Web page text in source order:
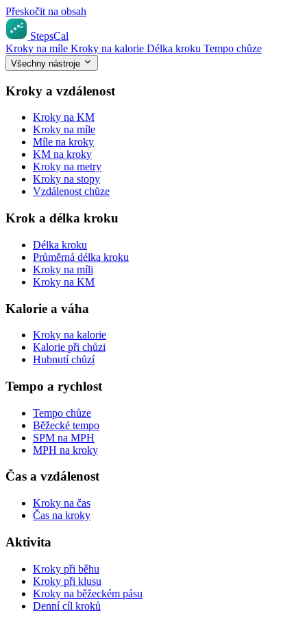
Přeskočit na obsah
StepsCal
Kroky na míle Kroky na kalorie Délka kroku Tempo chůze
Všechny nástroje
Kroky a vzdálenost
Kroky na KM
Kroky na míle
Míle na kroky
KM na kroky
Kroky na metry
Kroky na stopy
Vzdálenost chůze
Krok a délka kroku
Délka kroku
Průměrná délka kroku
Kroky na míli
Kroky na KM
Kalorie a váha
Kroky na kalorie
Kalorie při chůzi
Hubnutí chůzí
Tempo a rychlost
Tempo chůze
Běžecké tempo
SPM na MPH
MPH na kroky
Čas a vzdálenost
Kroky na čas
Čas na kroky
Aktivita
Kroky při běhu
Kroky při klusu
Kroky na běžeckém pásu
Denní cíl kroků